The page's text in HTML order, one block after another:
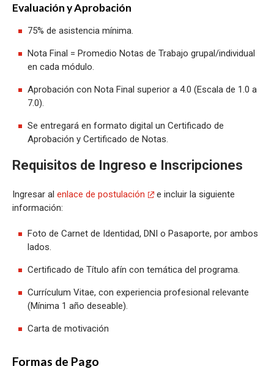
Evaluación y Aprobación
75% de asistencia mínima.
Nota Final = Promedio Notas de Trabajo grupal/individual
en cada módulo.
Aprobación con Nota Final superior a 4.0 (Escala de 1.0 a
7.0).
Se entregará en formato digital un Certificado de
Aprobación y Certificado de Notas.
Requisitos de Ingreso e Inscripciones
Ingresar al enlace de postulación
e incluir la siguiente
información:
Foto de Carnet de Identidad, DNI o Pasaporte, por ambos
lados.
Certificado de Título afín con temática del programa.
Currículum Vitae, con experiencia profesional relevante
(Mínima 1 año deseable).
Carta de motivación
Formas de Pago